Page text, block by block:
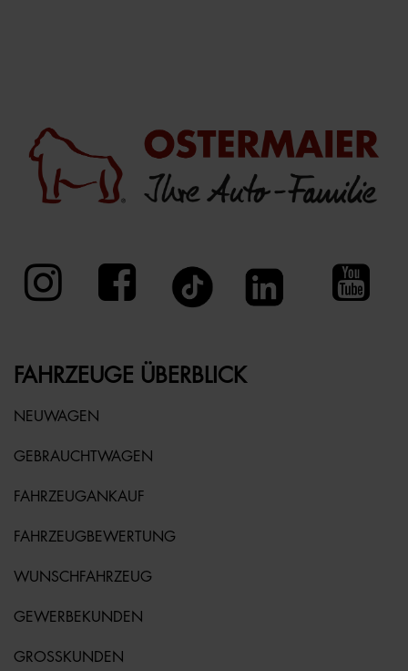
FAHRZEUGE ÜBERBLICK
NEUWAGEN
GEBRAUCHTWAGEN
FAHRZEUGANKAUF
FAHRZEUGBEWERTUNG
WUNSCHFAHRZEUG
GEWERBEKUNDEN
GROSSKUNDEN